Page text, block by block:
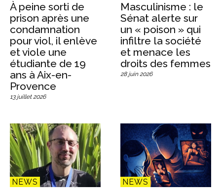
À peine sorti de
prison après une
condamnation
pour viol, il enlève
et viole une
étudiante de 19
ans à Aix-en-
Provence
13 juillet 2026
Masculinisme : le
Sénat alerte sur
un « poison » qui
infiltre la société
et menace les
droits des femmes
28 juin 2026
NEWS NEWS